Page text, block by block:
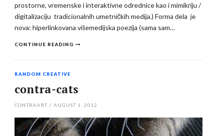
prostorne, vremenske i interaktivne odrednice kao i mimikriju /
digitalizaciju tradicionalnih umetničkih medija.) Forma dela je
nova: hiperlinkovana višemedijska poezija (sama sam…
CONTINUE READING
RANDOM CREATIVE
contra-cats
CONTRAART / AUGUST 1, 2012